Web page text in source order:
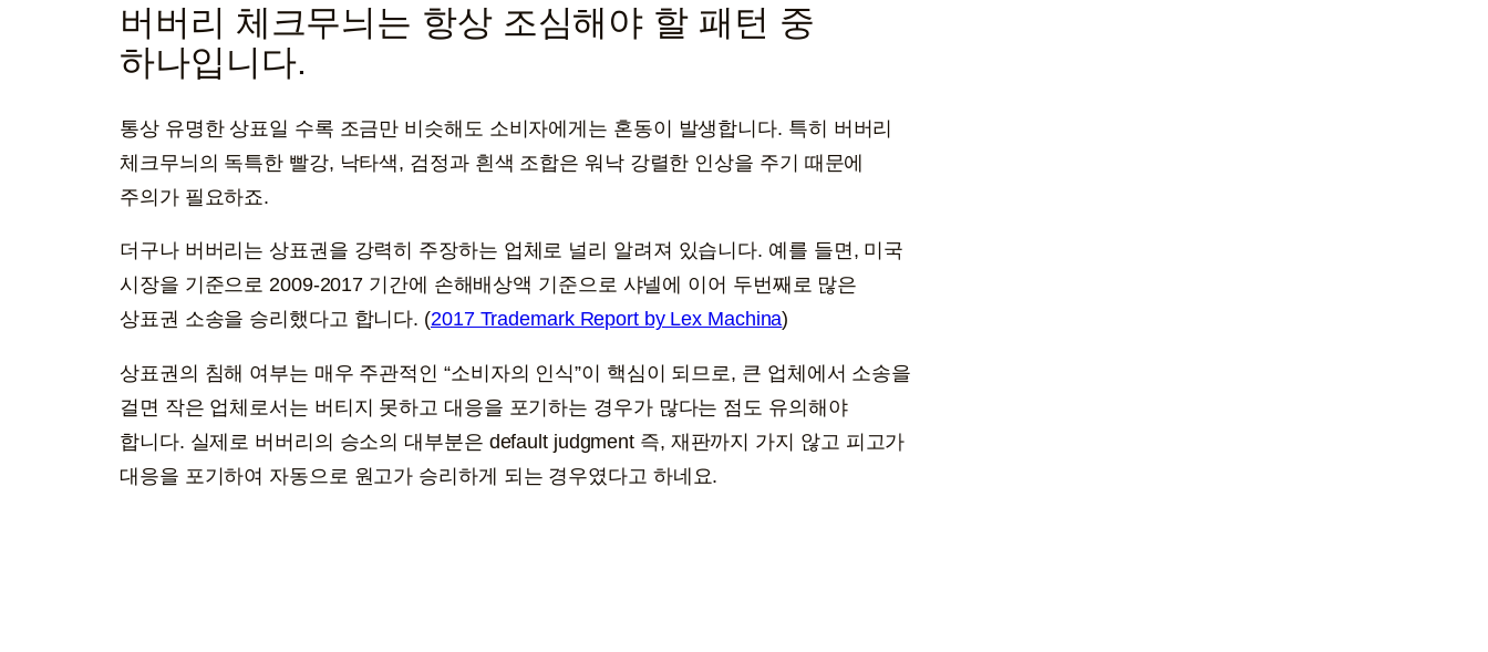
버버리 체크무늬는 항상 조심해야 할 패턴 중
하나입니다.
통상 유명한 상표일 수록 조금만 비슷해도 소비자에게는 혼동이 발생합니다. 특히 버버리
체크무늬의 독특한 빨강, 낙타색, 검정과 흰색 조합은 워낙 강렬한 인상을 주기 때문에
주의가 필요하죠.
더구나 버버리는 상표권을 강력히 주장하는 업체로 널리 알려져 있습니다. 예를 들면, 미국
시장을 기준으로 2009-2017 기간에 손해배상액 기준으로 샤넬에 이어 두번째로 많은
상표권 소송을 승리했다고 합니다. (2017 Trademark Report by Lex Machina)
상표권의 침해 여부는 매우 주관적인 “소비자의 인식”이 핵심이 되므로, 큰 업체에서 소송을
걸면 작은 업체로서는 버티지 못하고 대응을 포기하는 경우가 많다는 점도 유의해야
합니다. 실제로 버버리의 승소의 대부분은 default judgment 즉, 재판까지 가지 않고 피고가
대응을 포기하여 자동으로 원고가 승리하게 되는 경우였다고 하네요.